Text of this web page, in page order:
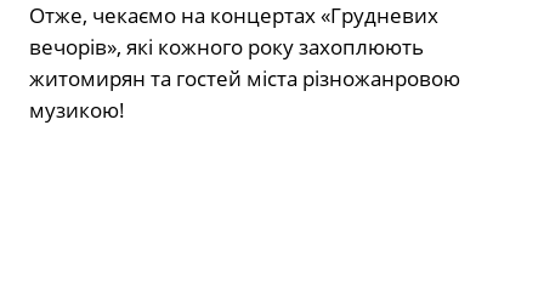
Отже, чекаємо на концертах «Грудневих
вечорів», які кожного року захоплюють
житомирян та гостей міста різножанровою
музикою!